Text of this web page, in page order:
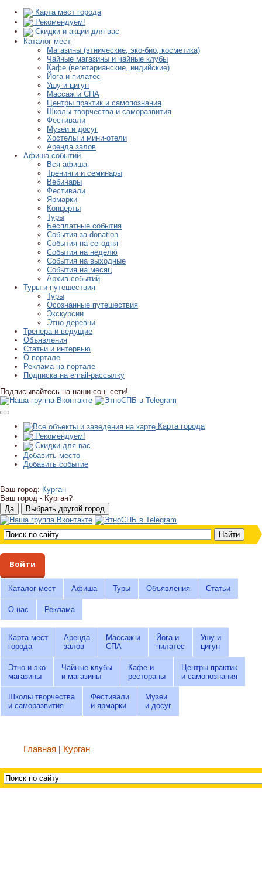
Карта мест города
Рекомендуем!
Скидки и акции для вас
Каталог мест
Магазины (этнические, эко-био, косметика)
Чайные магазины и чайные клубы
Кафе (вегетарианские, индийские)
Йога и пилатес
Ушу и цигун
Массаж и СПА
Центры практик и самопознания
Школы творчества и саморазвития
Фестивали
Музеи и досуг
Хостелы и мини-отели
Аренда залов
Афиша событий
Вся афиша
Тренинги и семинары
Вебинары
Фестивали
Ярмарки
Концерты
Туры
Бесплатные события
События за donation
События на сегодня
События на неделю
События на выходные
События на месяц
Архив событий
Туры и путешествия
Туры
Осознанные путешествия
Экскурсии
Этно-деревни
Тренера и ведущие
Объявления
Статьи и интервью
О портале
Реклама на портале
Подписка на email-рассылку
Подписывайтесь на наши соц. сети!
Карта города
Рекомендуем!
Скидки для вас
Добавить место
Добавить событие
Ваш город: Курган
Ваш город - Курган?
Войти
Каталог мест Афиша Туры Объявления Статьи
О нас Реклама
Карта мест
города
Аренда
залов
Массаж и
СПА
Йога и
пилатес
Ушу и
цигун
Этно и эко
магазины
Чайные клубы
и магазины
Кафе и
рестораны
Центры практик
и самопознания
Школы творчества
и саморазвития
Фестивали
и ярмарки
Музеи
и досуг
Главная Курган